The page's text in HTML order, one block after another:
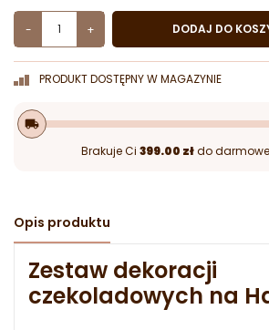
- + DODAJ DO
PRODUKT DOSTĘPNY W MAGAZYNIE
local_shipping
Brakuje Ci 399.00 złdo
Opis produktu
Zestaw dekoracji
czekoladowych na